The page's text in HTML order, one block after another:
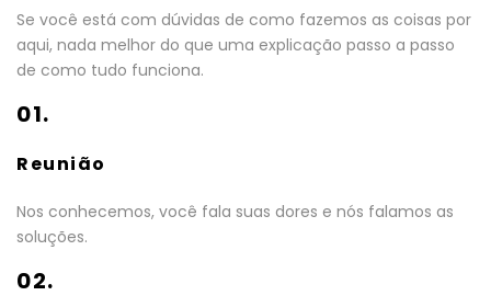
Se você está com dúvidas de como fazemos as coisas por
aqui, nada melhor do que uma explicação passo a passo
de como tudo funciona.
01.
Reunião
Nos conhecemos, você fala suas dores e nós falamos as
soluções.
02.